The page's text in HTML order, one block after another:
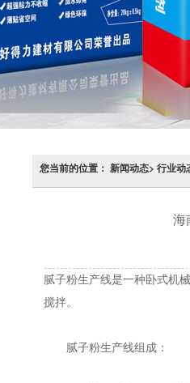
您当前的位置： 新闻动态> 行业动
海
腻子粉生产线是一种卧式机
搅拌。
腻子粉生产线组成：